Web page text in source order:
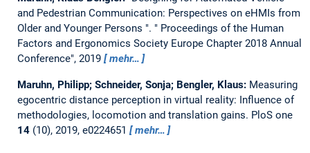
and Pedestrian Communication: Perspectives on eHMIs from
Older and Younger Persons ". " Proceedings of the Human
Factors and Ergonomics Society Europe Chapter 2018 Annual
Conference", 2019
mehr…
Maruhn, Philipp; Schneider, Sonja; Bengler, Klaus: Measuring
egocentric distance perception in virtual reality: Influence of
methodologies, locomotion and translation gains. PloS one
14(10), 2019, e0224651 mehr…